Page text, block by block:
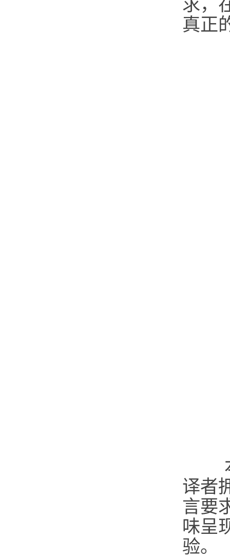
求，
真正
本
译者
言要
味呈
验。